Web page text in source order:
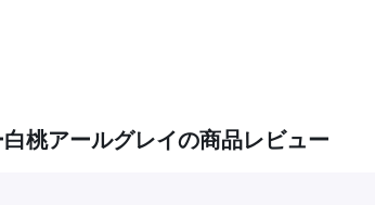
桃アールグレイの商品レビュー